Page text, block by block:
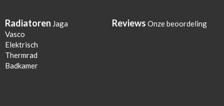
Radiatoren Jaga
Vasco
Elektrisch
Thermrad
Badkamer
Reviews Onze beoordeling